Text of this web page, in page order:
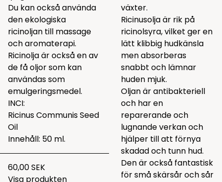
Du kan också använda
den ekologiska
ricinoljan till massage
och aromaterapi.
Ricinolja är också en av
de få oljor som kan
användas som
emulgeringsmedel.
INCI:
Ricinus Communis Seed
Oil
Innehåll: 50 ml.
60,00 SEK
Visa produkten
växter.
Ricinusolja är rik på
ricinolsyra, vilket ger en
lätt klibbig hudkänsla
men absorberas
snabbt och lämnar
huden mjuk.
Oljan är antibakteriell
och har en
reparerande och
lugnande verkan och
hjälper till att förnya
skadad och tunn hud.
Den är också fantastisk
för små skärsår och sår